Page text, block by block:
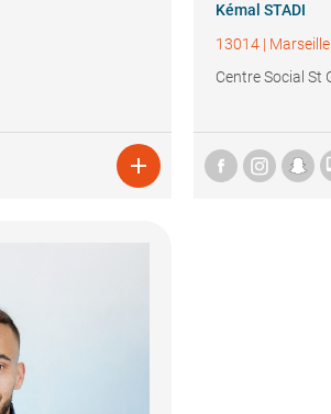

Kémal STADI
13014| Marseille
Centre Social St